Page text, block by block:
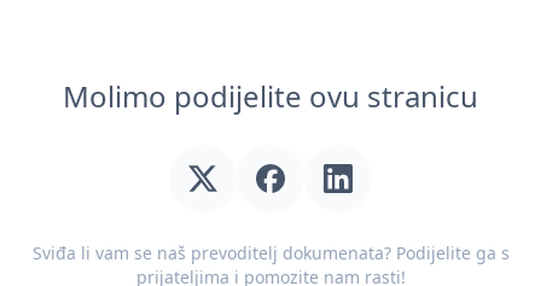
Molimo podijelite ovu stranicu
Sviđa li vam se naš prevoditelj dokumenata? Podijelite ga s
prijateljima i pomozite nam rasti!